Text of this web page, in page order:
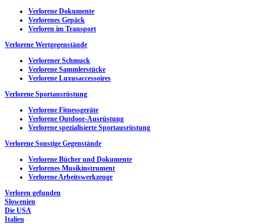
Verlorene Dokumente
Verlorenes Gepäck
Verloren im Transport
Verlorene Wertgegenstände
Verlorener Schmuck
Verlorene Sammlerstücke
Verlorene Luxusaccessoires
Verlorene Sportausrüstung
Verlorene Fitnessgeräte
Verlorene Outdoor-Ausrüstung
Verlorene spezialisierte Sportausrüstung
Verlorene Sonstige Gegenstände
Verlorene Bücher und Dokumente
Verlorenes Musikinstrument
Verlorene Arbeitswerkzeuge
Verloren gefunden
Slowenien
Die USA
Italien